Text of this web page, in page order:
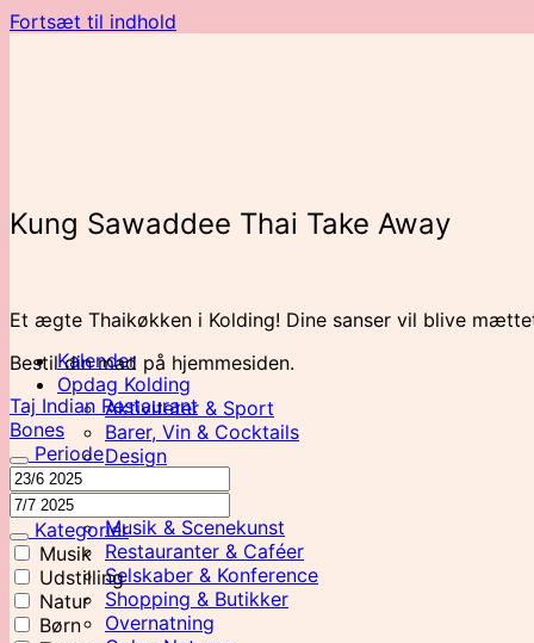
Fortsæt til indhold
Kalender
Opdag Kolding
Aktiviteter & Sport
Barer, Vin & Cocktails
Design
Musik & Scenekunst
Restauranter & Caféer
Selskaber & Konference
Shopping & Butikker
Overnatning
Kung Sawaddee Thai Take Away
Et ægte Thaikøkken i Kolding! Dine sanser vil blive
Bestil din mad på hjemmesiden.
Taj Indian Restaurant
Bones
Periode
Kategorier
Musik
Udstilling
Natur
Børn